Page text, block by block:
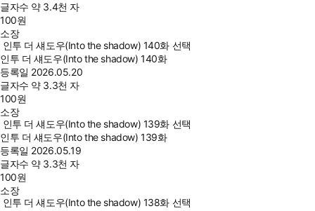
글자수 약 3.4천 자
100원
소장
인투 더 섀도우(Into the shadow) 140화 선택
인투 더 섀도우(Into the shadow) 140화
등록일 2026.05.20
글자수 약 3.3천 자
100원
소장
인투 더 섀도우(Into the shadow) 139화 선택
인투 더 섀도우(Into the shadow) 139화
등록일 2026.05.19
글자수 약 3.3천 자
100원
소장
인투 더 섀도우(Into the shadow) 138화 선택